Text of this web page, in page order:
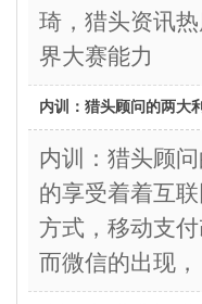
琦，猎头资讯
界大赛能力
内训：猎头顾问的两大
内训：猎头顾
的享受着着互
方式，移动支
而微信的出现，